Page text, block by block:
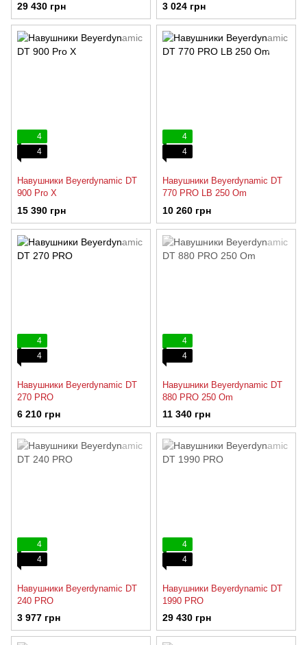
29 430 грн 3 024 грн
4
4
Навушники Beyerdynamic DT
900 Pro X
15 390 грн
4
4
Навушники Beyerdynamic DT
770 PRO LB 250 Om
10 260 грн
4
4
Навушники Beyerdynamic DT
270 PRO
6 210 грн
4
4
Навушники Beyerdynamic DT
880 PRO 250 Om
11 340 грн
4
4
Навушники Beyerdynamic DT
240 PRO
3 977 грн
4
4
Навушники Beyerdynamic DT
1990 PRO
29 430 грн